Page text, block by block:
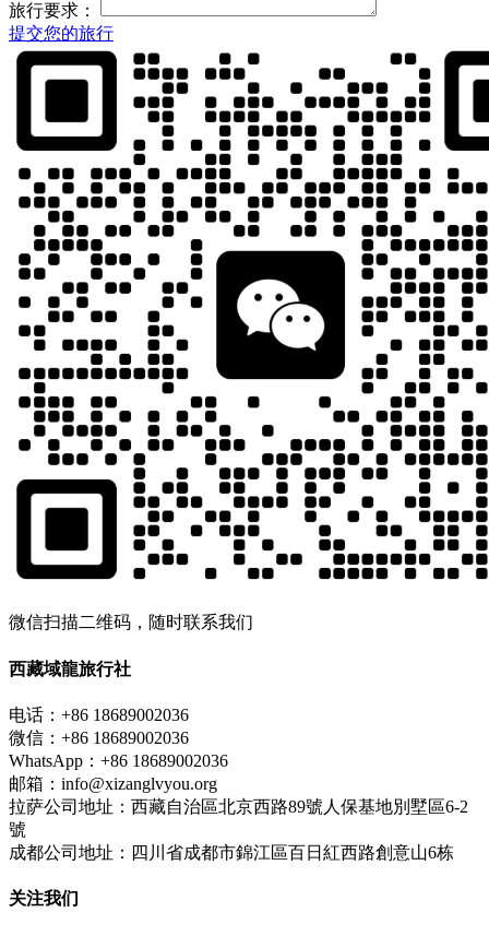
旅行要求：
提交您的旅行
微信扫描二维码，随时联系我们
西藏域龍旅行社
电话：+86 18689002036
微信：+86 18689002036
WhatsApp：+86 18689002036
邮箱：info@xizanglvyou.org
拉萨公司地址：西藏自治區北京西路89號人保基地別墅區6-2
號
成都公司地址：四川省成都市錦江區百日紅西路創意山6栋
关注我们